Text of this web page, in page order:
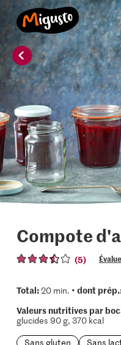
Compote
(5)
Total:20 min. • dont
Valeurs nutritives par
glucides 90 g, 370 kcal
Sans gluten
Sans